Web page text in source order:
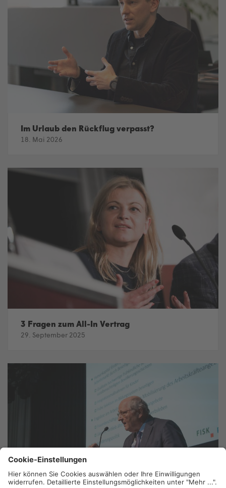
Im Urlaub den Rückflug verpasst?
18. Mai 2026
3 Fragen zum All-In Vertrag
29. September 2025